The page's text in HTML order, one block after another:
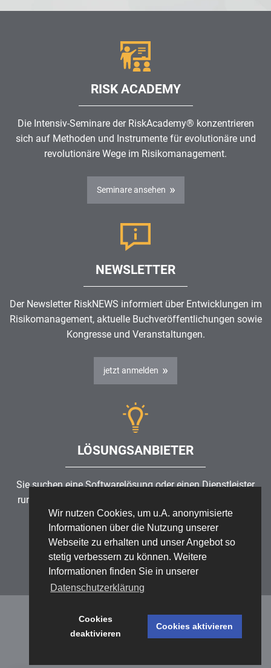
Wir nutzen Cookies, um u.A. anonymisierte
Informationen über die Nutzung unserer
Webseite zu erhalten und unser Angebot so
stetig verbessern zu können. Weitere
Informationen finden Sie in unserer
Datenschutzerklärung
Cookies
deaktivieren
Cookies aktivieren
RISK ACADEMY
Die Intensiv-Seminare der RiskAcademy® konzentrieren
sich auf Methoden und Instrumente für evolutionäre und
revolutionäre Wege im Risikomanagement.
Seminare ansehen
NEWSLETTER
Der Newsletter RiskNEWS informiert über Entwicklungen im
Risikomanagement, aktuelle Buchveröffentlichungen sowie
Kongresse und Veranstaltungen.
jetzt anmelden
LÖSUNGSANBIETER
Sie suchen eine Softwarelösung oder einen Dienstleister
rund um die Themen
ISMS?
Partner finden
Impressum/Sitemap